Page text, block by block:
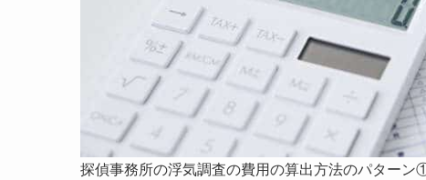
探偵事務所の浮気調査の費用の算出方法のパターン①